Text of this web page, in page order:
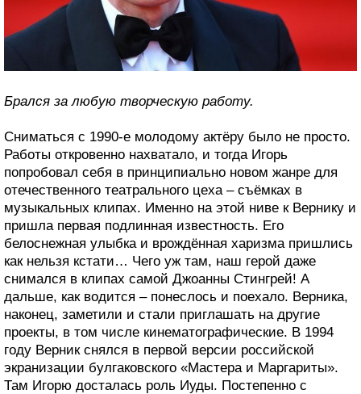
Брался за любую творческую работу.
Сниматься с 1990-е молодому актёру было не просто.
Работы откровенно нахватало, и тогда Игорь
попробовал себя в принципиально новом жанре для
отечественного театрального цеха – съёмках в
музыкальных клипах. Именно на этой ниве к Вернику и
пришла первая подлинная известность. Его
белоснежная улыбка и врождённая харизма пришлись
как нельзя кстати… Чего уж там, наш герой даже
снимался в клипах самой Джоанны Стингрей! А
дальше, как водится – понеслось и поехало. Верника,
наконец, заметили и стали приглашать на другие
проекты, в том числе кинематографические. В 1994
году Верник снялся в первой версии российской
экранизации булгаковского «Мастера и Маргариты».
Там Игорю досталась роль Иуды. Постепенно с